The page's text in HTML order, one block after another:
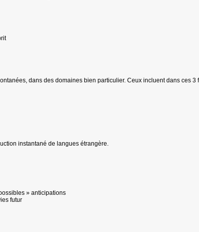
dans des domaines bien particulier. Ceux incluent dans ces 3
instantané de langues étrangère.
» anticipations
futur